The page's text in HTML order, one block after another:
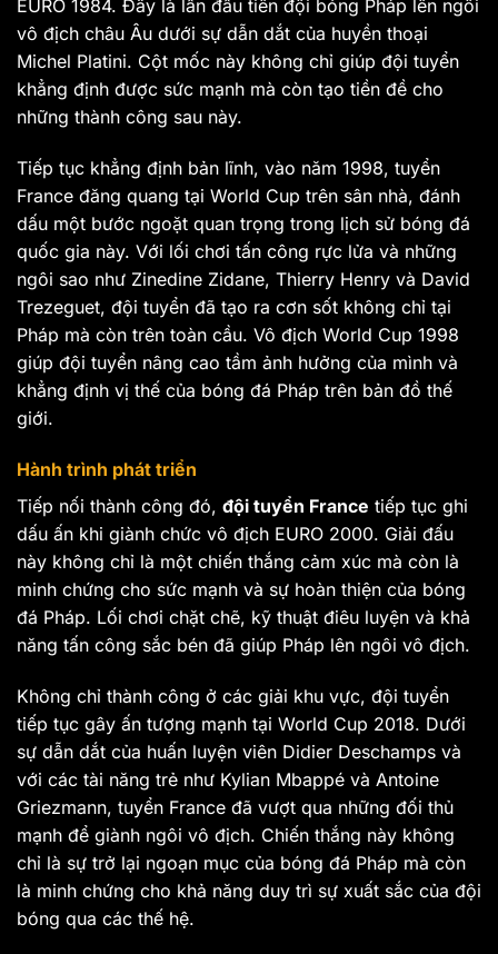
EURO 1984. Đây là lần đầu tiên đội bóng Pháp lên ngôi
vô địch châu Âu dưới sự dẫn dắt của huyền thoại
Michel Platini. Cột mốc này không chỉ giúp đội tuyển
khẳng định được sức mạnh mà còn tạo tiền đề cho
những thành công sau này.
Tiếp tục khẳng định bản lĩnh, vào năm 1998, tuyển
France đăng quang tại World Cup trên sân nhà, đánh
dấu một bước ngoặt quan trọng trong lịch sử bóng đá
quốc gia này. Với lối chơi tấn công rực lửa và những
ngôi sao như Zinedine Zidane, Thierry Henry và David
Trezeguet, đội tuyển đã tạo ra cơn sốt không chỉ tại
Pháp mà còn trên toàn cầu. Vô địch World Cup 1998
giúp đội tuyển nâng cao tầm ảnh hưởng của mình và
khẳng định vị thế của bóng đá Pháp trên bản đồ thế
giới.
Hành trình phát triển
Tiếp nối thành công đó, đội tuyển France tiếp tục ghi
dấu ấn khi giành chức vô địch EURO 2000. Giải đấu
này không chỉ là một chiến thắng cảm xúc mà còn là
minh chứng cho sức mạnh và sự hoàn thiện của bóng
đá Pháp. Lối chơi chặt chẽ, kỹ thuật điêu luyện và khả
năng tấn công sắc bén đã giúp Pháp lên ngôi vô địch.
Không chỉ thành công ở các giải khu vực, đội tuyển
tiếp tục gây ấn tượng mạnh tại World Cup 2018. Dưới
sự dẫn dắt của huấn luyện viên Didier Deschamps và
với các tài năng trẻ như Kylian Mbappé và Antoine
Griezmann, tuyển France đã vượt qua những đối thủ
mạnh để giành ngôi vô địch. Chiến thắng này không
chỉ là sự trở lại ngoạn mục của bóng đá Pháp mà còn
là minh chứng cho khả năng duy trì sự xuất sắc của đội
bóng qua các thế hệ.